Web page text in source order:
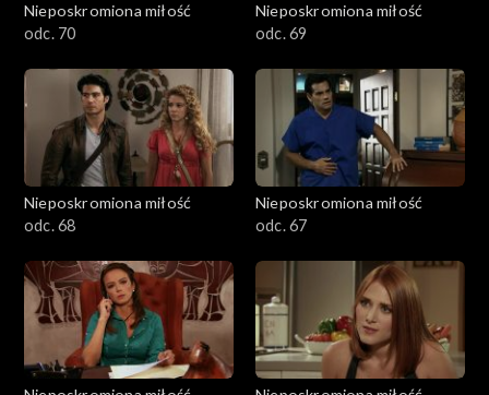
Nieposkromiona miłość
odc. 70
Nieposkromiona miłość
odc. 69
Nieposkromiona miłość
odc. 68
Nieposkromiona miłość
odc. 67